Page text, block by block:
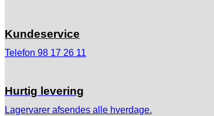
Kundeservice
Telefon 98 17 26 11
Hurtig levering
Lagervarer afsendes alle hverdage.